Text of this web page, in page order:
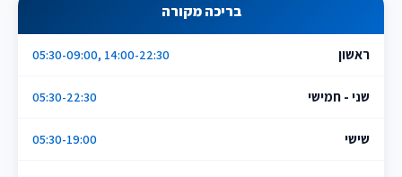
בריכה מקורה
ראשון 05:30-09:00, 14:00-22:30
שני - חמישי 05:30-22:30
שישי 05:30-19:00